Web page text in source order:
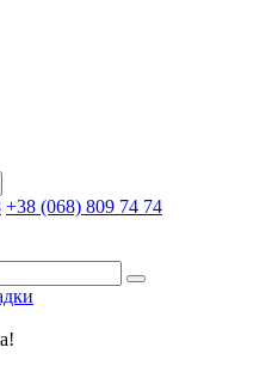
+38 (068) 809 74 74